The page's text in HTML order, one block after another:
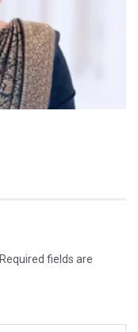
Required fields are